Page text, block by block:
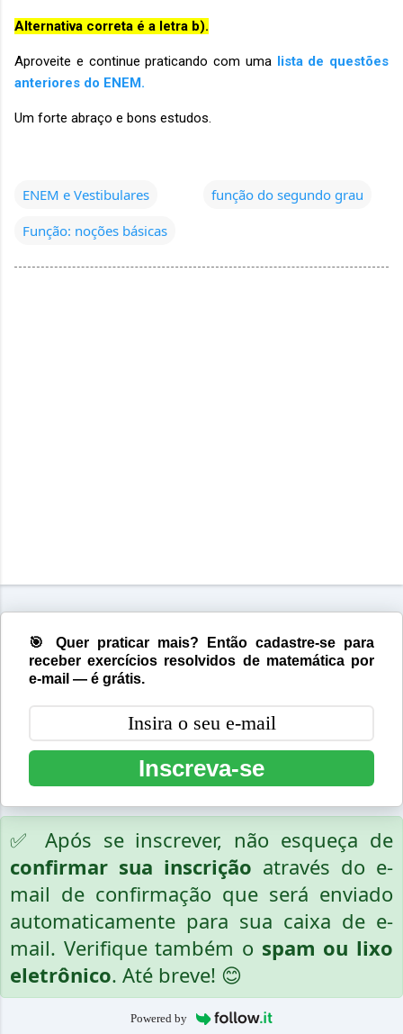
Alternativa correta é a letra b).
Aproveite e continue praticando com uma
lista de questões
anteriores do ENEM.
Um forte abraço e bons estudos.
ENEM e Vestibulares
função do segundo grau
Função: noções básicas
🎯 Quer praticar mais? Então cadastre-se para
receber exercícios resolvidos de matemática por
e-mail — é grátis.
Inscreva-se
✅ Após se inscrever, não esqueça de
confirmar sua inscrição através do e-
mail de confirmação que será enviado
automaticamente para sua caixa de e-
mail. Verifique também o spam ou lixo
eletrônico. Até breve! 😊
Powered by